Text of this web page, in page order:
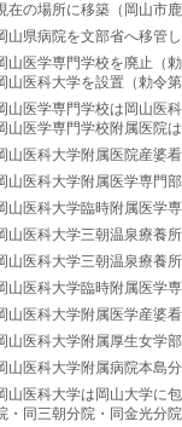
在の場所に移築（岡山市
山県病院を文部省へ移管
山医学専門学校を廃止（
山医科大学を設置（勅令
山医学専門学校は岡山医
山医学専門学校附属医院
山医科大学附属医院産婆
山医科大学附属医学専門
山医科大学臨時附属医学
山医科大学三朝温泉療養
山医科大学三朝温泉療養
山医科大学臨時附属医学
山医科大学附属医学産婆
山医科大学附属厚生女学
山医科大学附属病院本島
山医科大学は岡山大学に
・同三朝分院・同金光分